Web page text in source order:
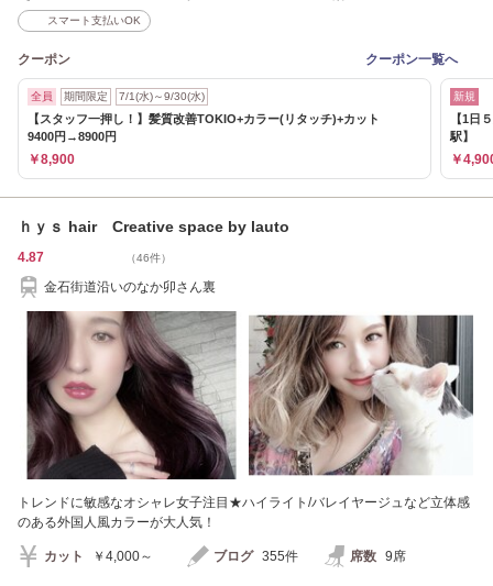
スマート支払いOK
クーポン クーポン一覧へ
全員 期間限定 7/1(水)～9/30(水)
【スタッフ一押し！】髪質改善TOKIO+カラー(リタッチ)+カット
9400円→8900円
￥8,900
新規
【1日
駅】
￥
ｈｙｓ hair Creative space by lauto
4.87 （46件）
金石街道沿いのなか卯さん裏
トレンドに敏感なオシャレ女子注目★ハイライト/バレイヤージュなど立体感
のある外国人風カラーが大人気！
カット ￥4,000～ ブログ 355件 席数 9席